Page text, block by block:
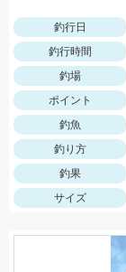
釣行日
釣行時間
釣場
ポイント
釣魚
釣り方
釣果
サイズ